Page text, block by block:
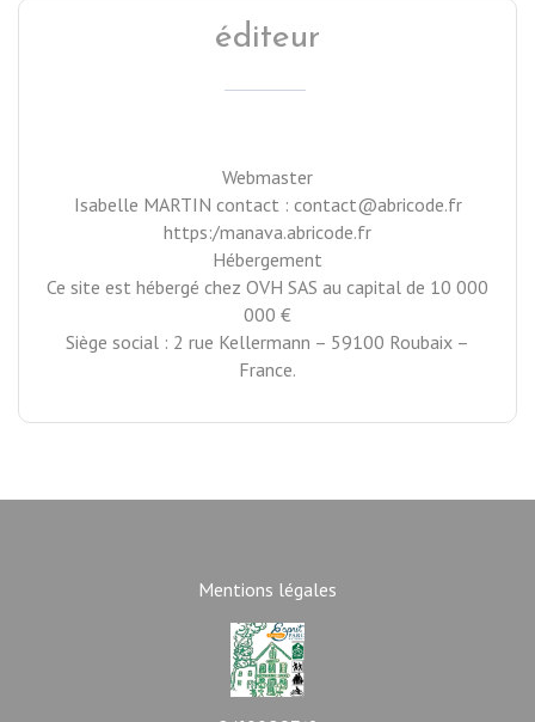
éditeur
Webmaster
Isabelle MARTIN contact : contact@abricode.fr
https:/manava.abricode.fr
Hébergement
Ce site est hébergé chez OVH SAS au capital de 10 000
000 €
Siège social : 2 rue Kellermann – 59100 Roubaix –
France.
Mentions légales